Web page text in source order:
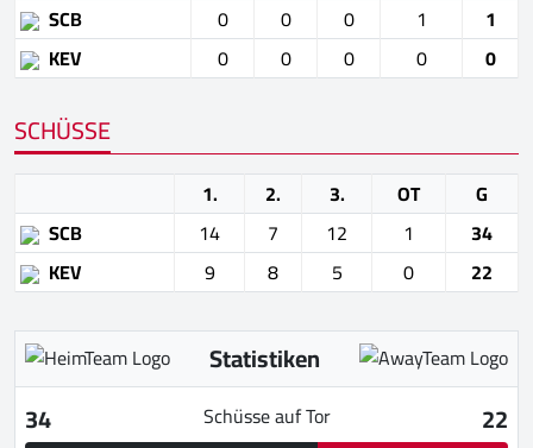
SCB
0 0 0 1
1
KEV
0 0 0 0 0
SCHÜSSE
1. 2. 3. OT
G
SCB
14 7 12 1
34
KEV
9 8 5 0 22
Statistiken
34
Schüsse auf Tor
22